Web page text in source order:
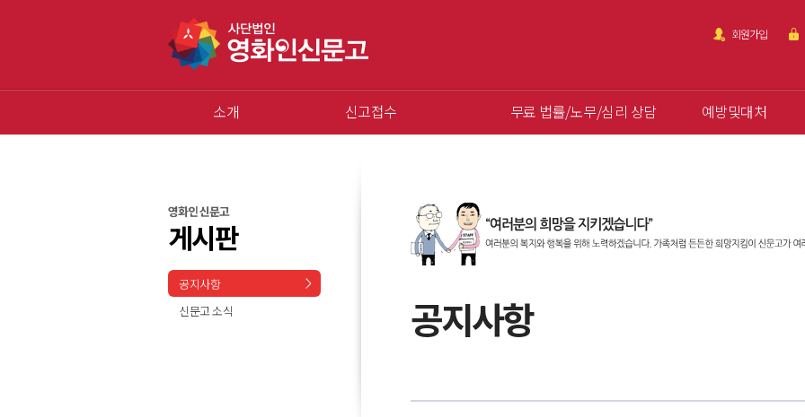
회원가입
소개 신고접수 무료 법률/노무/심리 상담 예방및대처
영화인 신문고
게시판
공지사항
신문고 소식
공지사항